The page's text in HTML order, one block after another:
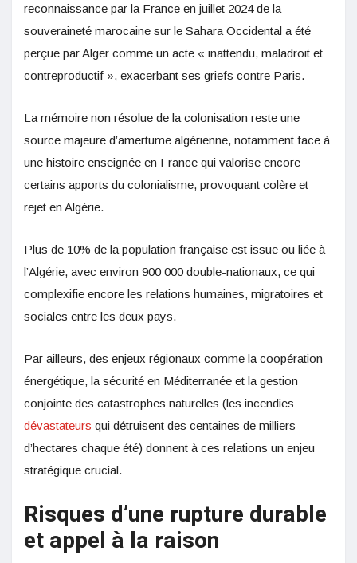
reconnaissance par la France en juillet 2024 de la
souveraineté marocaine sur le Sahara Occidental a été
perçue par Alger comme un acte « inattendu, maladroit et
contreproductif », exacerbant ses griefs contre Paris.
La mémoire non résolue de la colonisation reste une
source majeure d’amertume algérienne, notamment face à
une histoire enseignée en France qui valorise encore
certains apports du colonialisme, provoquant colère et
rejet en Algérie.
Plus de 10% de la population française est issue ou liée à
l’Algérie, avec environ 900 000 double-nationaux, ce qui
complexifie encore les relations humaines, migratoires et
sociales entre les deux pays.
Par ailleurs, des enjeux régionaux comme la coopération
énergétique, la sécurité en Méditerranée et la gestion
conjointe des catastrophes naturelles (les incendies
dévastateurs qui détruisent des centaines de milliers
d’hectares chaque été) donnent à ces relations un enjeu
stratégique crucial.
Risques d’une rupture durable
et appel à la raison